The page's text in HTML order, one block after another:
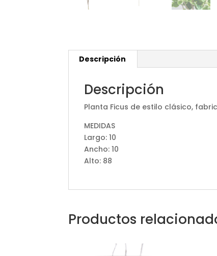
Descripción
Descripción
Planta Ficus de estilo clásico,
MEDIDAS
Largo: 10
Ancho: 10
Alto: 88
Productos